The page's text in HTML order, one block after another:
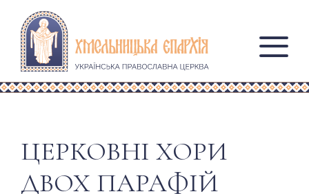
ЦЕРКОВНІ ХОРИ
ДВОХ ПАРАФІЙ